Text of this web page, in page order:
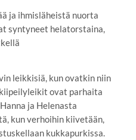
ja ihmisläheistä nuorta
syntyneet helatorstaina,
leikkisiä, kun ovatkin niin
ovat parhaita
ja Helenasta
kun verhoihin kiivetään,
kukkapurkissa.